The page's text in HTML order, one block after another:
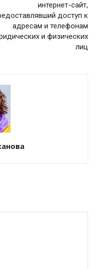
интернет-сайт,
доступ к
адресам и телефонам
и физических
лиц